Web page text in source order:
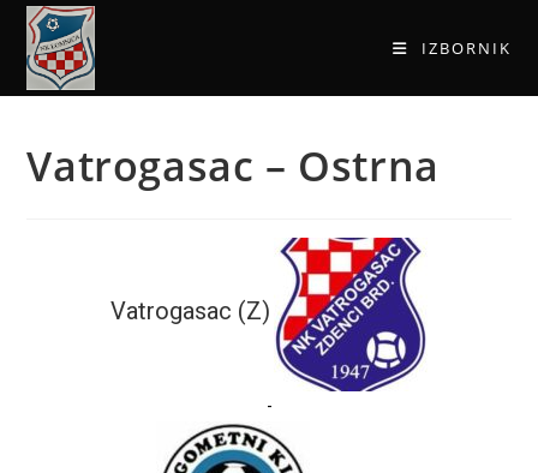
IZBORNIK
Vatrogasac – Ostrna
Vatrogasac (Z)
-